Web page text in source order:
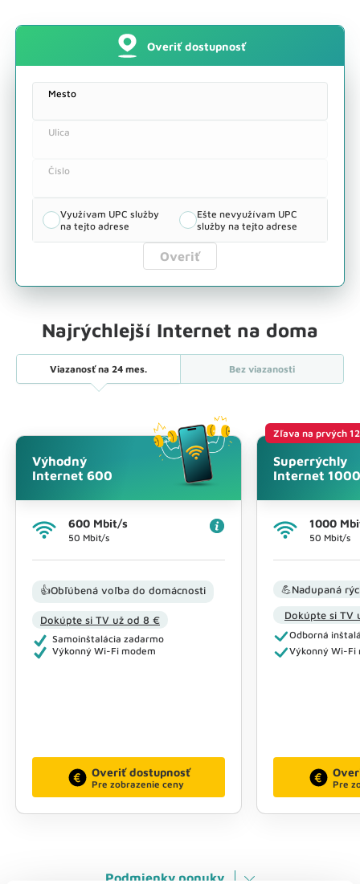
Overiť dostupnosť
Dostupné služby na adrese:
Internet
až do Mbit/s
Televízia Internet + TV
Mesto
Ulica
Čislo
Využívam UPC služby
na tejto adrese
Ešte nevyužívam UPC
služby na tejto adrese
Overiť
Najrýchlejší Internet na doma
Viazanosť na 24 mes. Bez viazanosti
Výhodný
Internet 600
600 Mbit/s
50 Mbit/s
👍Obľúbená voľba do domácnosti
Dokúpte si TV už od 8 €
Samoinštalácia zadarmo
Výkonný Wi-Fi modem
Overiť dostupnosť
Pre zobrazenie ceny
Zľava na prvých
Superrýchly
Internet 1000
1000
50 Mbit/s
💪Nadupaná
Dokúpte si TV
Odborná
Výkonný Wi-Fi
Pre
Podmienky ponuky